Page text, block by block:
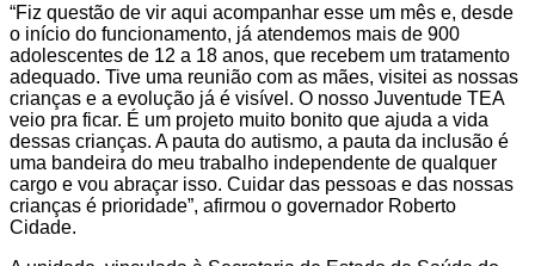
“Fiz questão de vir aqui acompanhar esse um mês e, desde
o início do funcionamento, já atendemos mais de 900
adolescentes de 12 a 18 anos, que recebem um tratamento
adequado. Tive uma reunião com as mães, visitei as nossas
crianças e a evolução já é visível. O nosso Juventude TEA
veio pra ficar. É um projeto muito bonito que ajuda a vida
dessas crianças. A pauta do autismo, a pauta da inclusão é
uma bandeira do meu trabalho independente de qualquer
cargo e vou abraçar isso. Cuidar das pessoas e das nossas
crianças é prioridade”, afirmou o governador Roberto
Cidade.